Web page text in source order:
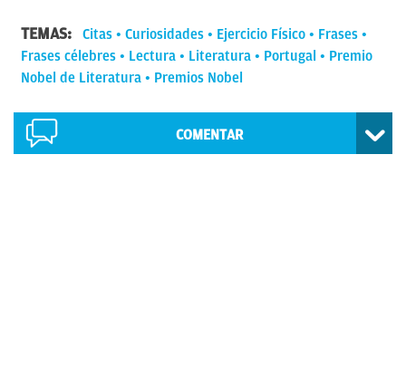
TEMAS: Citas Curiosidades Ejercicio Físico
Frases
Frases célebres
Lectura Literatura Portugal
Premio
Nobel de Literatura
Premios Nobel
COMENTAR